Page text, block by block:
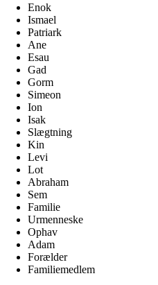
Enok
Ismael
Patriark
Ane
Esau
Gad
Gorm
Simeon
Ion
Isak
Slægtning
Kin
Levi
Lot
Abraham
Sem
Familie
Urmenneske
Ophav
Adam
Forælder
Familiemedlem